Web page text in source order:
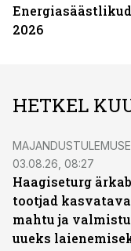
2026
HETKEL
03.08.26, 08:27
Haagiseturg
tootjad
mahtu ja
uueks